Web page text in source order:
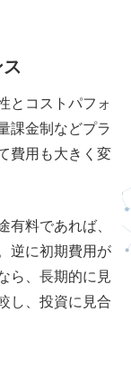
とコストパフォ
課金制などプラ
費用も大きく変
料であれば、
逆に初期費用が
ら、長期的に見
し、投資に見合